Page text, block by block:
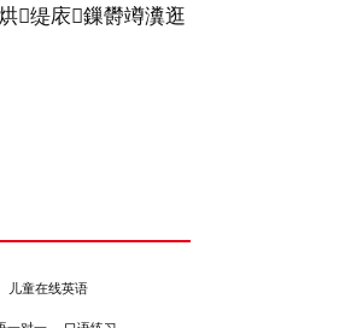
缇庡鏁欎竴瀵逛
儿童在线英语